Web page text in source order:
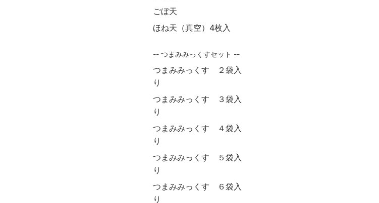
ごぼ天
ほね天（真空）4枚入
-- つまみみっくすセット --
つまみみっくす ２袋入
り
つまみみっくす ３袋入
り
つまみみっくす ４袋入
り
つまみみっくす ５袋入
り
つまみみっくす ６袋入
り